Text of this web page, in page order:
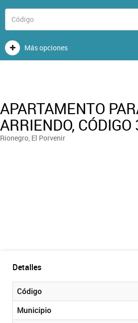
Más opciones
APARTAMENTO
ARRIENDO,
Rionegro, El Porvenir
Detalles
Código
Municipio